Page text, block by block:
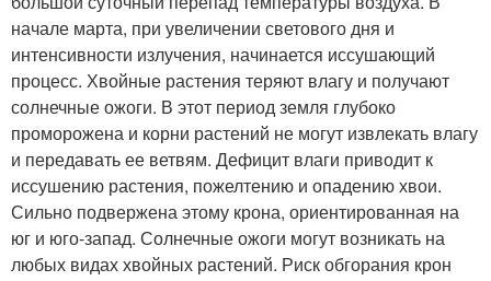
начале марта, при увеличении светового дня и
интенсивности излучения, начинается иссушающий
процесс. Хвойные растения теряют влагу и получают
солнечные ожоги. В этот период земля глубоко
проморожена и корни растений не могут извлекать влагу
и передавать ее ветвям. Дефицит влаги приводит к
иссушению растения, пожелтению и опадению хвои.
Сильно подвержена этому крона, ориентированная на
юг и юго-запад. Солнечные ожоги могут возникать на
любых видах хвойных растений. Риск обгорания крон